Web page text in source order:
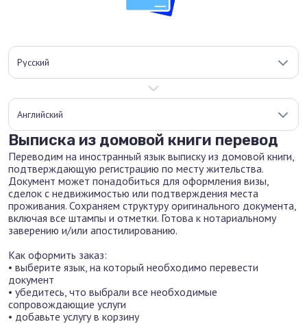
Русский
Английский
Выписка из домовой книги перевод
Переводим на иностранный язык выписку из домовой книги,
подтверждающую регистрацию по месту жительства.
Документ может понадобиться для оформления визы,
сделок с недвижимостью или подтверждения места
проживания. Сохраняем структуру оригинального документа,
включая все штампы и отметки. Готова к нотариальному
заверению и/или апостилированию.
Как оформить заказ:
• выберите язык, на который необходимо перевести
документ
• убедитесь, что выбрали все необходимые
сопровождающие услуги
• добавьте услугу в корзину